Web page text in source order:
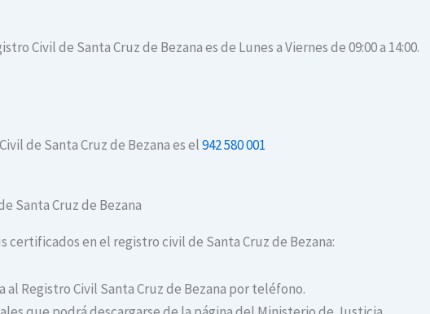
Civil de Santa Cruz de Bezana es de Lunes a Viernes de 09:00 a 14:00.
de Santa Cruz de Bezana es el942 580 001
Santa Cruz de Bezana
certificados en el registro civil de Santa Cruz de Bezana:
Registro Civil Santa Cruz de Bezana por teléfono.